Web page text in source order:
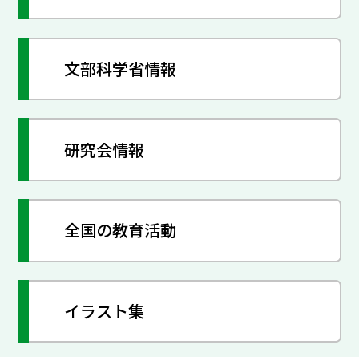
文部科学省情報
研究会情報
全国の教育活動
イラスト集